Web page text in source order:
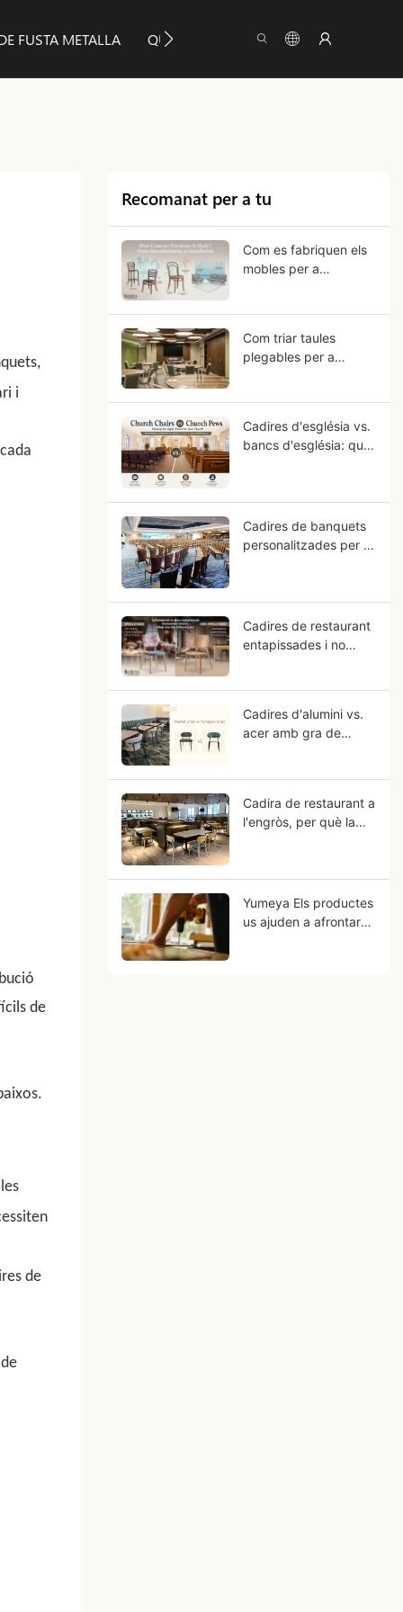
FUSTA METALLA QUANT A YUMEYA INFORMACIÓ
i
de
de
Recomanat per a tu
Com es fabriquen els
mobles per a
Com triar taules
plegables per a
Cadires d'església vs.
bancs d'església: quin
congregació?
Cadires de banquets
personalitzades per a
amb estrelles
Cadires de restaurant
entapissades i no
Cadires d'alumini vs.
acer amb gra de
Cadira de restaurant a
l'engròs, per què la
futur del vostre
negoci?
Yumeya Els productes
us ajuden a afrontar